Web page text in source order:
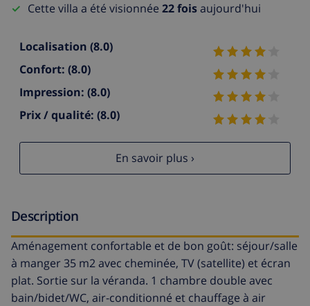
Cette villa a été visionnée 22 foisaujourd'hui
Localisation (8.0)
Confort: (8.0)
Impression: (8.0)
Prix / qualité: (8.0)
En savoir plus ›
Description
Aménagement confortable et de bon goût: séjour/salle
à manger 35 m2 avec cheminée, TV (satellite) et écran
plat. Sortie sur la véranda. 1 chambre double avec
bain/bidet/WC, air-conditionné et chauffage à air